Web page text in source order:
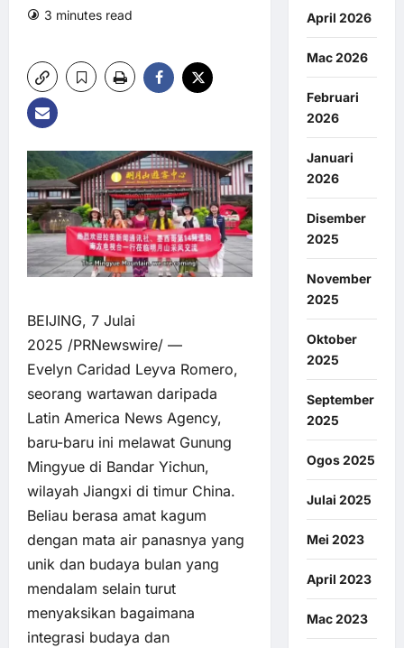
3 minutes read
BEIJING, 7 Julai
2025 /PRNewswire/ —
Evelyn Caridad Leyva Romero,
seorang wartawan daripada
Latin America News Agency,
baru-baru ini melawat Gunung
Mingyue di Bandar Yichun,
wilayah Jiangxi di timur China.
Beliau berasa amat kagum
dengan mata air panasnya yang
unik dan budaya bulan yang
mendalam selain turut
menyaksikan bagaimana
integrasi budaya dan
April 2026
Mac 2026
Februari
2026
Januari
2026
Disember
2025
November
2025
Oktober
2025
September
2025
Ogos 2025
Julai 2025
Mei 2023
April 2023
Mac 2023